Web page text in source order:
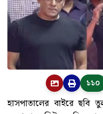
১১০
হাসপাতালের বাইরে ছবি